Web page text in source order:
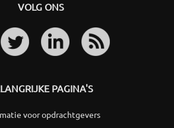
VOLG ONS
PAGINA'S
voor opdrachtgevers